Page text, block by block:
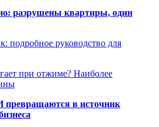
разрушены квартиры, один
подробное руководство для
при отжиме? Наиболее
в источник